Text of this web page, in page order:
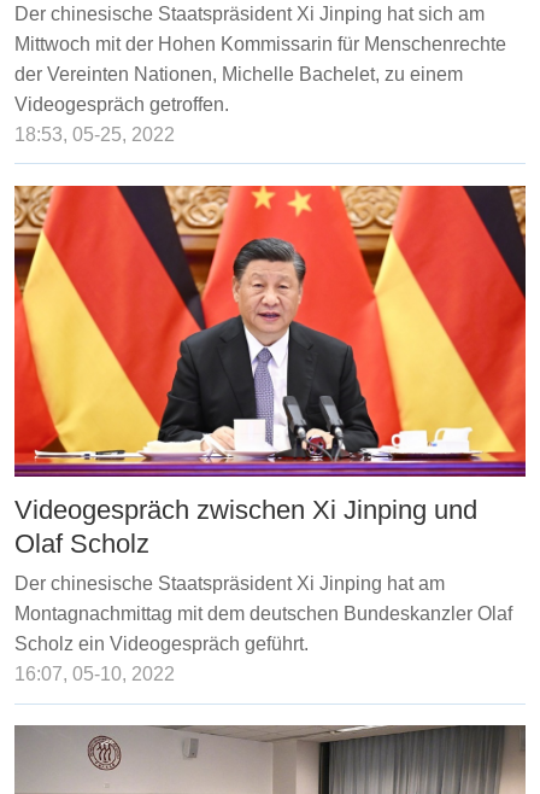
Der chinesische Staatspräsident Xi Jinping hat sich am
Mittwoch mit der Hohen Kommissarin für Menschenrechte
der Vereinten Nationen, Michelle Bachelet, zu einem
Videogespräch getroffen.
18:53, 05-25, 2022
Videogespräch zwischen Xi Jinping und
Olaf Scholz
Der chinesische Staatspräsident Xi Jinping hat am
Montagnachmittag mit dem deutschen Bundeskanzler Olaf
Scholz ein Videogespräch geführt.
16:07, 05-10, 2022